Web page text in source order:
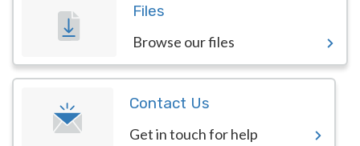
Files
Browse our files
Contact Us
Get in touch for help